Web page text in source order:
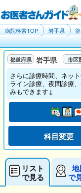
病院検索TOP 岩手県
岩手県
さらに診療時間、ネッ
ライン診療、夜間診療
みもできます↓
科目変更
リスト
で見る
で